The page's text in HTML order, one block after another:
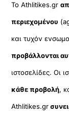
Το Athlitikes.gr
περιεχομένου
και τυχόν
προβάλλονται
ιστοσελίδες. Οι
κάθε προβολή,
Athlitikes.gr